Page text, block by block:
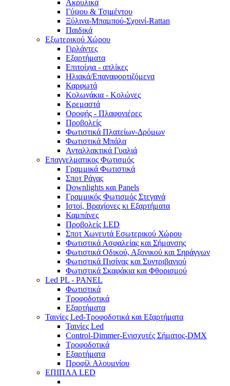
Ακρυλικά
Γύψου & Τσιμέντου
Ξύλινα-Μπαμπού-Σχοινί-Rattan
Παιδικά
Εξωτερικού Χώρου
Γιρλάντες
Εξαρτήματα
Επιτοίχια - απλίκες
Ηλιακά/Επαναφορτιζόμενα
Καρφωτά
Κολωνάκια - Κολώνες
Κρεμαστά
Οροφής - Πλαφονιέρες
Προβολείς
Φωτιστικά Πλατείων-Δρόμων
Φωτιστικά Μπάλα
Ανταλλακτικά Γυαλιά
Επαγγελματικος Φωτισμός
Γραμμικά Φωτιστικά
Σποτ Ράγας
Downlights και Panels
Γραμμικός Φωτισμός Στεγανά
Ιστοί, Βραχίονες κι Εξαρτήματα
Καμπάνες
Προβολείς LED
Σποτ Χωνευτά Εσωτερικού Χώρου
Φωτιστικά Ασφαλείας και Σήμανσης
Φωτιστικά Οδικού, Αξονικού και Σηράγγων
Φωτιστικά Πισίνας και Συντριβανιού
Φωτιστικά Σκαφάκια και Φθορισμού
Led PL - PANEL
Φωτιστικά
Τροφοδοτικά
Εξαρτήματα
Ταινίες Led-Τροφοδοτικά και Εξαρτήματα
Ταινίες Led
Control-Dimmer-Ενισχυτές Σήματος-DMX
Τροφοδοτικά
Εξαρτήματα
Προφίλ Αλουμνίου
ΕΠΙΠΛΑ LED